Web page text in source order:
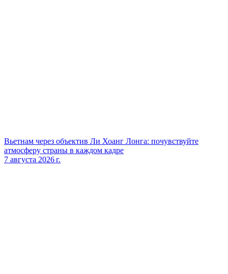
Вьетнам через объектив Ли Хоанг Лонга: почувствуйте
атмосферу страны в каждом кадре
7 августа 2026 г.